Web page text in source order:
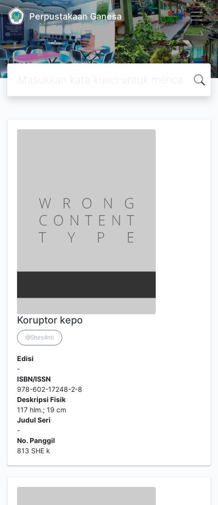
Perpustakaan Ganesa
Koruptor kepo
@Shes4nti
Edisi
-
ISBN/ISSN
978-602-17248-2-8
Deskripsi Fisik
117 hlm.; 19 cm
Judul Seri
-
No. Panggil
813 SHE k